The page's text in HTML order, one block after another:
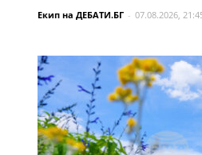
Екип на ДЕБАТИ.БГ - 07.08.2026,